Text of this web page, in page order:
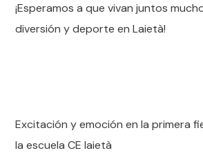
¡Esperamos a que vivan juntos
diversión y deporte en Laietà!
Excitación y emoción en la primera
la escuela CE laietà